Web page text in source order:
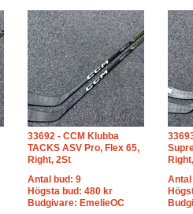
33692 - CCM Klubba
TACKS ASV Pro, Flex 65,
Right, 2St
Antal bud: 9
Högsta bud: 480 kr
Budgivare: EmelieOC
Antal